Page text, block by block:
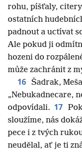
rohu, píšťaly,
ostatních
padnout a uctívat
Ale pokud ji
hozeni do
může zachránit z
16 Šadrak,
„Nebukadnecare,
odpovídali. 17
sloužíme, nás
pece i z tvých
neudělal, ať je ti